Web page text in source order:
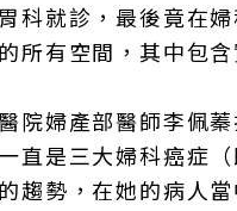
科就診，最後竟在
所有空間，其中包
院婦產部醫師李佩
直是三大婦科癌症
趨勢，在她的病人